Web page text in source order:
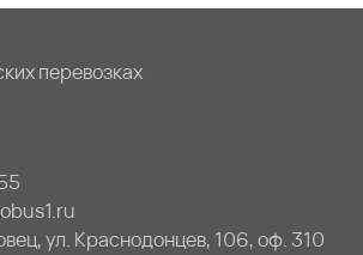
перевозках
ул. Краснодонцев, 106, оф. 310